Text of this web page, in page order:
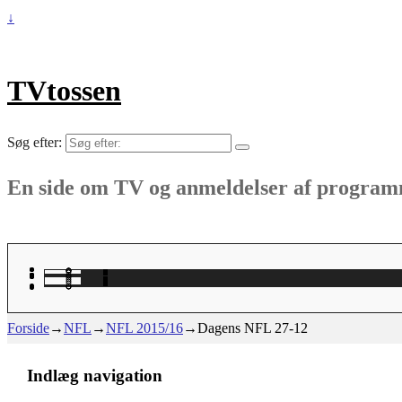
↓
TVtossen
Søg efter:
En side om TV og anmeldelser af
Forside→NFL →NFL 2015/16→Dagens NFL 27-12
Indlæg navigation